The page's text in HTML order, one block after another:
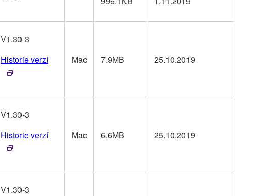
V1.30-3
Historie verzí
Mac 7.9MB 25.10.2019
V1.30-3
Historie verzí
Mac 6.6MB 25.10.2019
V1.30-3